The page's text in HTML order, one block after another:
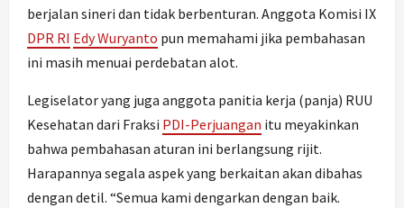
berjalan sineri dan tidak berbenturan. Anggota Komisi IX
DPR RI Edy Wuryanto pun memahami jika pembahasan
ini masih menuai perdebatan alot.
Legiselator yang juga anggota panitia kerja (panja) RUU
Kesehatan dari Fraksi PDI-Perjuangan itu meyakinkan
bahwa pembahasan aturan ini berlangsung rijit.
Harapannya segala aspek yang berkaitan akan dibahas
dengan detil. “Semua kami dengarkan dengan baik.